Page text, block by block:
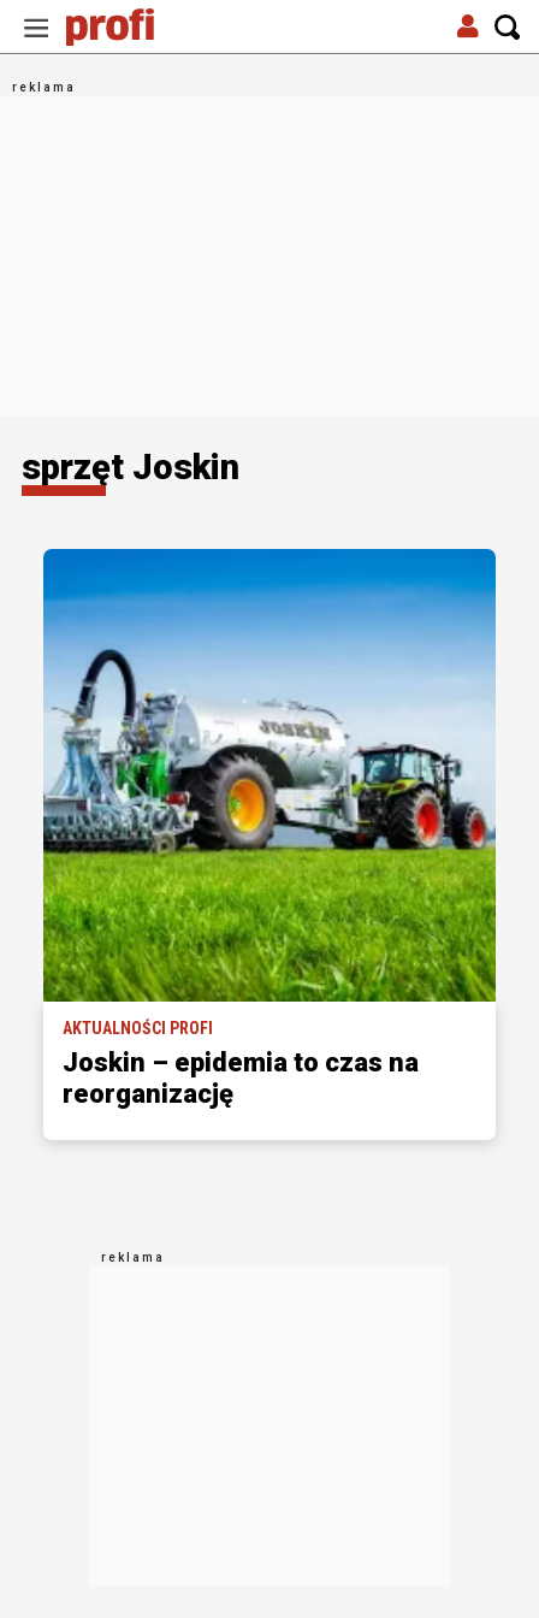
sprzęt Joskin
AKTUALNOŚCI PROFI
Joskin – epidemia to czas na
reorganizację